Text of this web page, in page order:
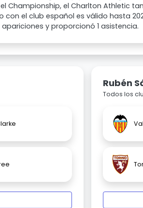
el Championship, el Charlton Athletic
con el club español es válido hasta
apariciones y proporcionó 1 asistencia.
Rubén
Todos los